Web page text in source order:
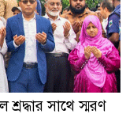
সাথে স্মরণ